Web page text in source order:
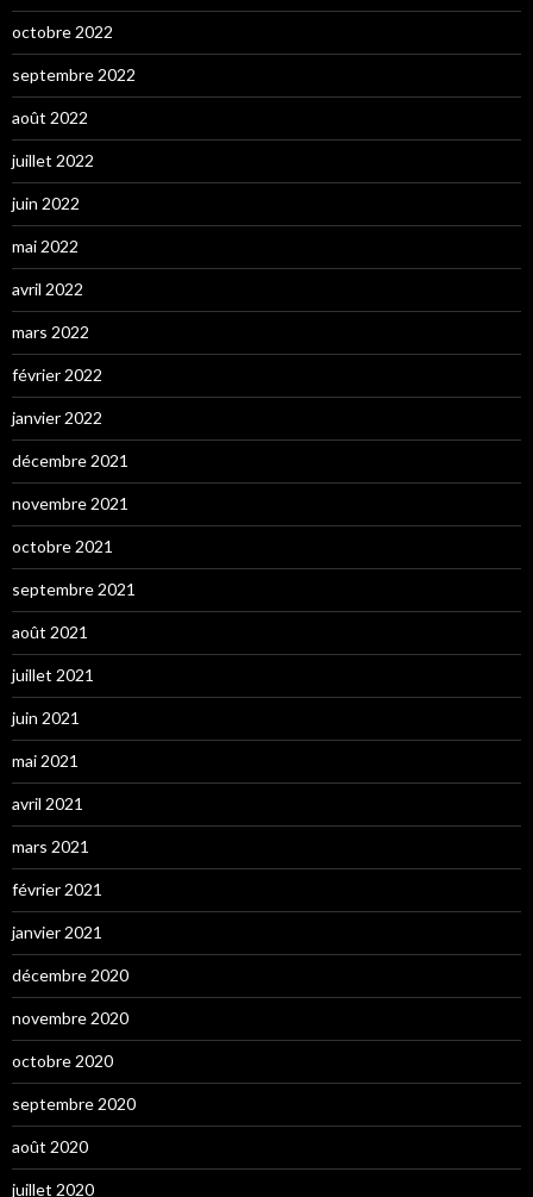
octobre 2022
septembre 2022
août 2022
juillet 2022
juin 2022
mai 2022
avril 2022
mars 2022
février 2022
janvier 2022
décembre 2021
novembre 2021
octobre 2021
septembre 2021
août 2021
juillet 2021
juin 2021
mai 2021
avril 2021
mars 2021
février 2021
janvier 2021
décembre 2020
novembre 2020
octobre 2020
septembre 2020
août 2020
juillet 2020